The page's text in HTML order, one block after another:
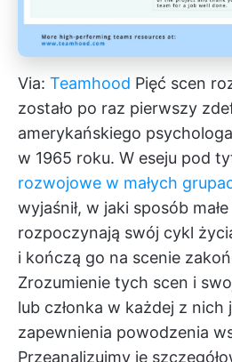
Via: Teamhood Pięć scen
zostało po raz pierwszy
amerykańskiego
w 1965 roku. W eseju pod
rozwojowe w małych
wyjaśnił, w jaki sposób
rozpoczynają swój cykl
i kończą go na scenie
Zrozumienie tych scen i
lub członka w każdej z nich
zapewnienia powodzenia
Przeanalizujmy je